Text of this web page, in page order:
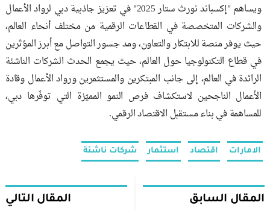
ويساهم "إكسباند نورث ستار 2025" في تعزيز جاذبية دبي لرواد الأعمال
والشركات المتخصصة في القطاعات الرقمية من مختلف أنحاء العالم،
حيث يوفر منصة للابتكار والتعاون، ومد جسور التواصل مع أبرز المؤثرين
في قطاع التكنولوجيا حول العالم، حيث يجمع الحدث الشركات الناشئة
الرائدة في العالم، إلى جانب المبتكرين والمستثمرين ورواد الأعمال وقادة
الأعمال الناجحين لاستكشاف فرص النمو المميّزة التي توفّرها دبي،
للمساهمة في بناء مستقبل الاقتصاد الرقمي.
الامارات اقتصاد استثمار شركات ناشئة
المقال السابق المقال التالي